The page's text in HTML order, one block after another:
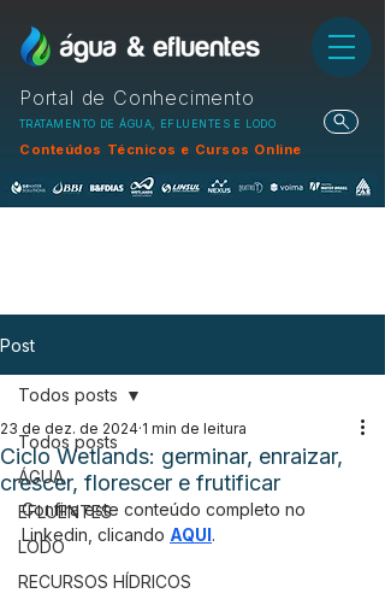
Portal de Conhecimento
TRATAMENTO DE ÁGUA, EFLUENTES E LODO
Conteúdos Técnicos e Cursos Online
Post
Todos posts
ÁGUA
EFLUENTES
LODO
RECURSOS HÍDRICOS
Todos posts
Ciclo Wetlands: germinar, enraizar,
crescer, florescer e frutificar
23 de dez. de 2024 1 min de leitura
Confira este conteúdo completo no
Linkedin, clicando AQUI.